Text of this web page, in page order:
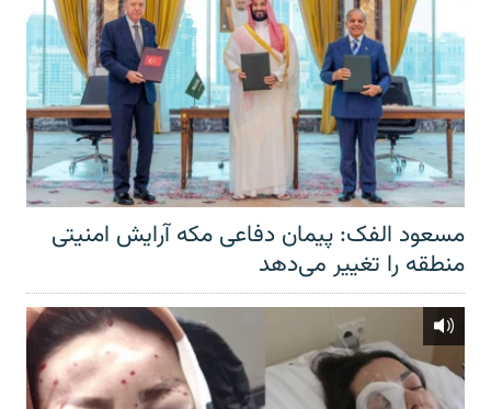
مسعود الفک: پیمان دفاعی مکه آرایش امنیتی
منطقه را تغییر می‌دهد